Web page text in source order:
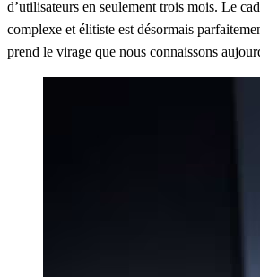
d’utilisateurs en seulement trois mois. Le
complexe et élitiste est désormais
prend le virage que nous connaissons